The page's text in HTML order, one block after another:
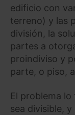
edificio con
terreno) y las
división, la
partes a
proindiviso y
parte, o piso,
El problema
sea divisible,